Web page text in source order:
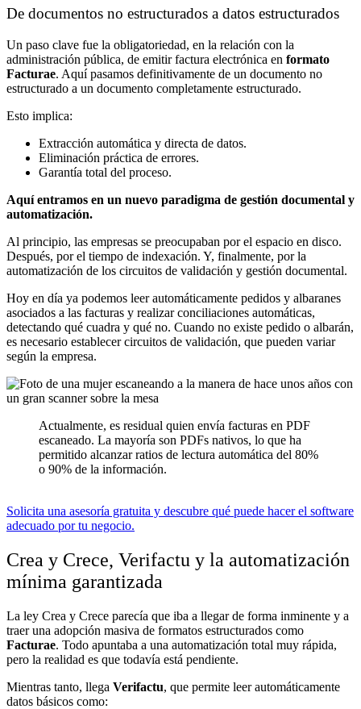
De documentos no estructurados a datos estructurados
Un paso clave fue la obligatoriedad, en la relación con la
administración pública, de emitir factura electrónica en formato
Facturae. Aquí pasamos definitivamente de un documento no
estructurado a un documento completamente estructurado.
Esto implica:
Extracción automática y directa de datos.
Eliminación práctica de errores.
Garantía total del proceso.
Aquí entramos en un nuevo paradigma de gestión documental y
automatización.
Al principio, las empresas se preocupaban por el espacio en disco.
Después, por el tiempo de indexación. Y, finalmente, por la
automatización de los circuitos de validación y gestión documental.
Hoy en día ya podemos leer automáticamente pedidos y albaranes
asociados a las facturas y realizar conciliaciones automáticas,
detectando qué cuadra y qué no. Cuando no existe pedido o albarán,
es necesario establecer circuitos de validación, que pueden variar
según la empresa.
Actualmente, es residual quien envía facturas en PDF
escaneado. La mayoría son PDFs nativos, lo que ha
permitido alcanzar ratios de lectura automática del 80%
o 90% de la información.
Solicita una asesoría gratuita y descubre qué puede hacer el software
adecuado por tu negocio.
Crea y Crece, Verifactu y la automatización
mínima garantizada
La ley Crea y Crece parecía que iba a llegar de forma inminente y a
traer una adopción masiva de formatos estructurados como
Facturae. Todo apuntaba a una automatización total muy rápida,
pero la realidad es que todavía está pendiente.
Mientras tanto, llega Verifactu, que permite leer automáticamente
datos básicos como: